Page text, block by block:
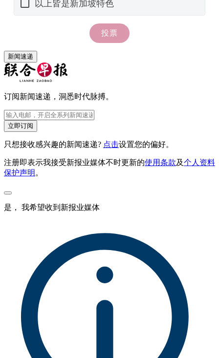
新闻速递
订阅新闻速递，洞悉时代脉搏。
立即订阅
只想接收感兴趣的新闻速递? 点击设置您的偏好。
注册即表示我接受新报业媒体不时更新的使用条款及个人资料
保护声明 。
是， 我希望收到新报业媒体